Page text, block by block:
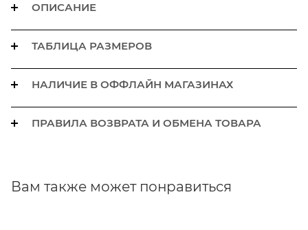
ОПИСАНИЕ
ТАБЛИЦА РАЗМЕРОВ
НАЛИЧИЕ В ОФФЛАЙН МАГАЗИНАХ
ПРАВИЛА ВОЗВРАТА И ОБМЕНА ТОВАРА
Вам также может понравиться